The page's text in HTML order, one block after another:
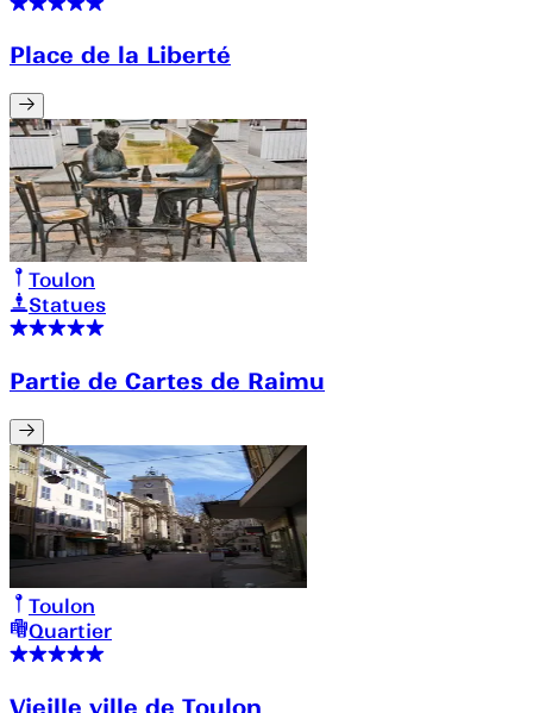
Place de la Liberté
Toulon
Statues
Partie de Cartes de Raimu
Toulon
Quartier
Vieille ville de Toulon